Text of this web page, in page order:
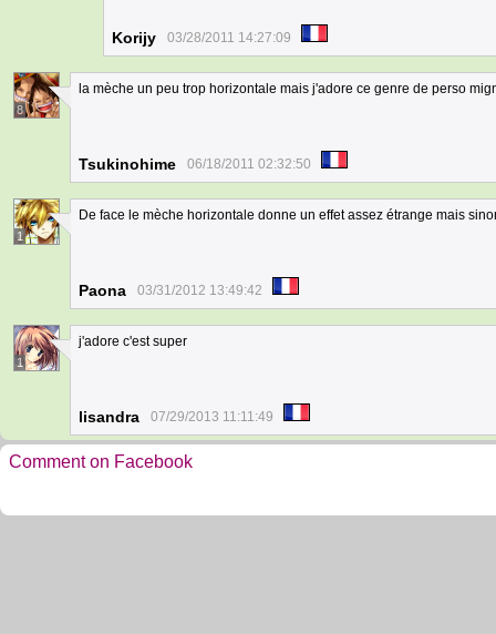
Korijy 03/28/2011 14:27:09
8
la mèche un peu trop horizontale mais j'adore ce genre de perso
Tsukinohime 06/18/2011 02:32:50
1
De face le mèche horizontale donne un effet assez étrange mais
Paona 03/31/2012 13:49:42
1
j'adore c'est super
lisandra 07/29/2013 11:11:49
Comment on Facebook